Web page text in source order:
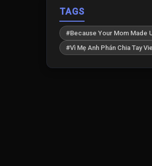
TAGS
#Because Your Mom Made
#Vì Mẹ Anh Phán Chia Tay